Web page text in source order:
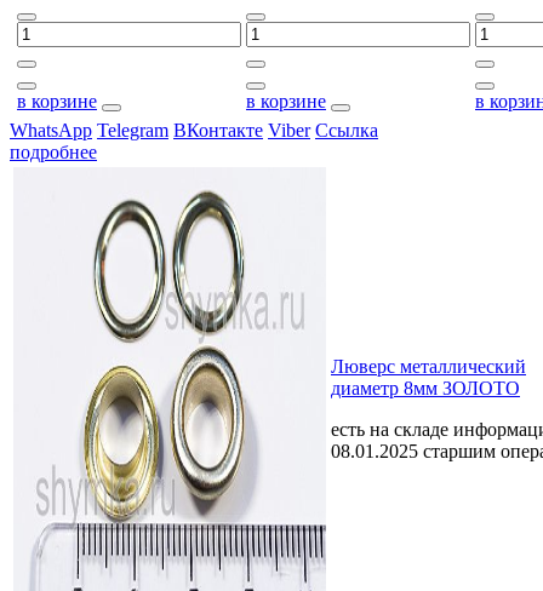
в корзине в корзине
в
WhatsApp Telegram ВКонтакте Viber Ссылка
подробнее
Люверс металлический
диаметр 8мм ЗОЛОТО
есть на складе
08.01.2025 старшим